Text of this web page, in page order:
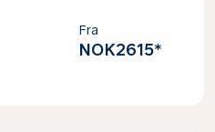
Fra
NOK2615*